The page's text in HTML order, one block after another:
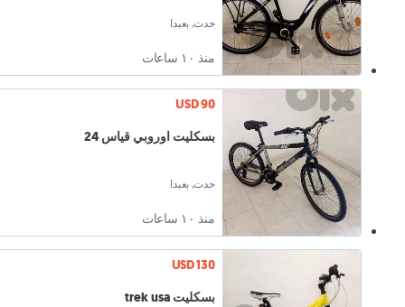
حدت, بعبدا
منذ ١۰ ساعات
USD 90
بسكليت اوروبي قياس 24
حدت, بعبدا
منذ ١۰ ساعات
USD 130
بسكليت trek usa